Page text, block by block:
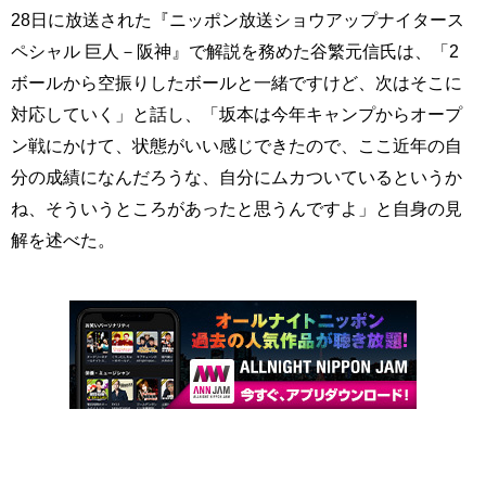
28日に放送された『ニッポン放送ショウアップナイタース
ペシャル 巨人－阪神』で解説を務めた谷繁元信氏は、「2
ボールから空振りしたボールと一緒ですけど、次はそこに
対応していく」と話し、「坂本は今年キャンプからオープ
ン戦にかけて、状態がいい感じできたので、ここ近年の自
分の成績になんだろうな、自分にムカついているというか
ね、そういうところがあったと思うんですよ」と自身の見
解を述べた。